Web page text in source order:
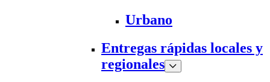
Urbano
Entregas rápidas locales y
regionales